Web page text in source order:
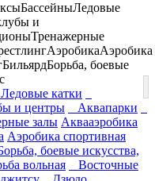
БассейныЛедовые
и
Тренажерные
АэробикаАэробика
БильярдБорьба, боевые
катки
и центры
Аквапарки
залы Аквааэробика
Аэробика спортивная
боевые искусства,
вольная
Восточные